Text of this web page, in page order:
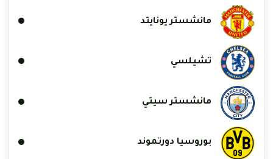
مانشستر يونايتد
تشيلسي
مانشستر سيتي
بوروسيا دورتموند